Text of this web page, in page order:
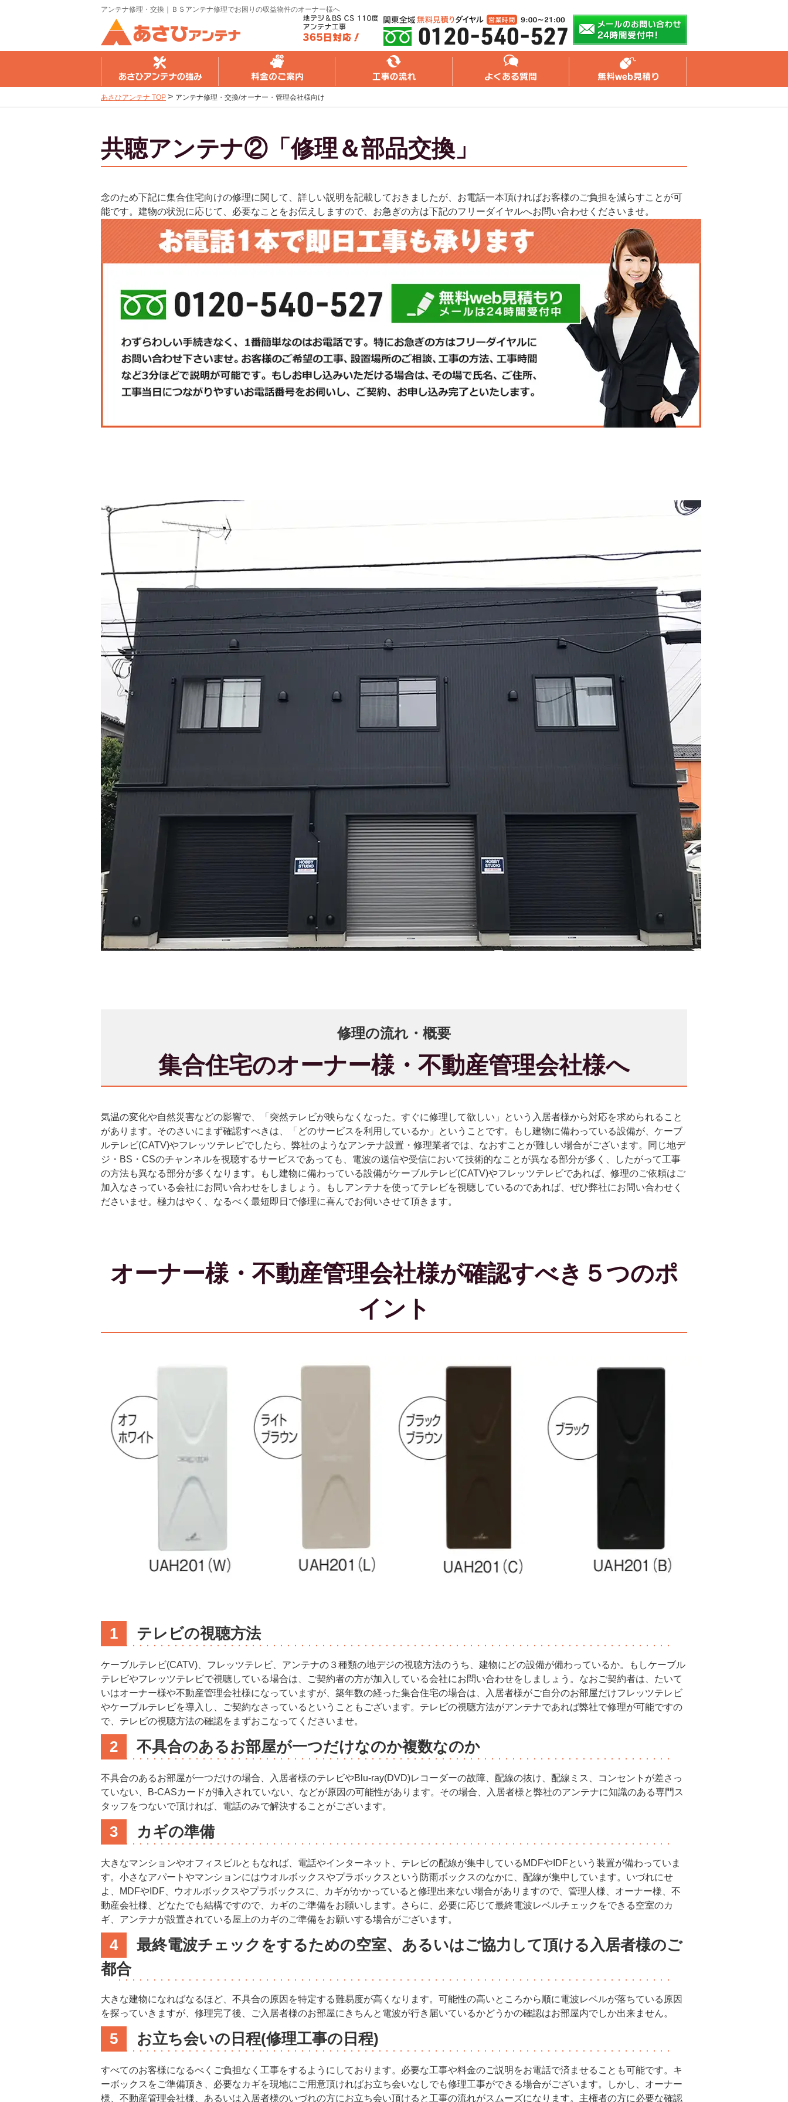
アンテナ修理・交換｜ＢＳアンテナ修理でお困りの収益物件のオーナー様へ
料金のご案内 工事の流れ よくある質問 無料web見積り
あさひアンテナ TOP > アンテナ修理・交換/オーナー・管理会社様向け
共聴アンテナ②「修理＆部品交換」
念のため下記に集合住宅向けの修理に関して、詳しい説明を記載しておきましたが、お電話一本頂ければお客様のご負担を減らすことが可
能です。建物の状況に応じて、必要なことをお伝えしますので、お急ぎの方は下記のフリーダイヤルへお問い合わせくださいませ。
修理の流れ・概要
集合住宅のオーナー様・不動産管理会社様へ
気温の変化や自然災害などの影響で、「突然テレビが映らなくなった。すぐに修理して欲しい」という入居者様から対応を求められること
があります。そのさいにまず確認すべきは、「どのサービスを利用しているか」ということです。もし建物に備わっている設備が、ケーブ
ルテレビ(CATV)やフレッツテレビでしたら、弊社のようなアンテナ設置・修理業者では、なおすことが難しい場合がございます。同じ地デ
ジ・BS・CSのチャンネルを視聴するサービスであっても、電波の送信や受信において技術的なことが異なる部分が多く、したがって工事
の方法も異なる部分が多くなります。もし建物に備わっている設備がケーブルテレビ(CATV)やフレッツテレビであれば、修理のご依頼はご
加入なさっている会社にお問い合わせをしましょう。もしアンテナを使ってテレビを視聴しているのであれば、ぜひ弊社にお問い合わせく
ださいませ。極力はやく、なるべく最短即日で修理に喜んでお伺いさせて頂きます。
オーナー様・不動産管理会社様が確認すべき５つのポ
イント
1 テレビの視聴方法
ケーブルテレビ(CATV)、フレッツテレビ、アンテナの３種類の地デジの視聴方法のうち、建物にどの設備が備わっているか。もしケーブル
テレビやフレッツテレビで視聴している場合は、ご契約者の方が加入している会社にお問い合わせをしましょう。なおご契約者は、たいて
いはオーナー様や不動産管理会社様になっていますが、築年数の経った集合住宅の場合は、入居者様がご自分のお部屋だけフレッツテレビ
やケーブルテレビを導入し、ご契約なさっているということもございます。テレビの視聴方法がアンテナであれば弊社で修理が可能ですの
で、テレビの視聴方法の確認をまずおこなってくださいませ。
2 不具合のあるお部屋が一つだけなのか複数なのか
不具合のあるお部屋が一つだけの場合、入居者様のテレビやBlu-ray(DVD)レコーダーの故障、配線の抜け、配線ミス、コンセントが差さっ
ていない、B-CASカードが挿入されていない、などが原因の可能性があります。その場合、入居者様と弊社のアンテナに知識のある専門ス
タッフをつないで頂ければ、電話のみで解決することがございます。
3 カギの準備
大きなマンションやオフィスビルともなれば、電話やインターネット、テレビの配線が集中しているMDFやIDFという装置が備わっていま
す。小さなアパートやマンションにはウオルボックスやプラボックスという防雨ボックスのなかに、配線が集中しています。いづれにせ
よ、MDFやIDF、ウオルボックスやプラボックスに、カギがかかっていると修理出来ない場合がありますので、管理人様、オーナー様、不
動産会社様、どなたでも結構ですので、カギのご準備をお願いします。さらに、必要に応じて最終電波レベルチェックをできる空室のカ
ギ、アンテナが設置されている屋上のカギのご準備をお願いする場合がございます。
4
最終電波チェックをするための空室、あるいはご協力して頂ける入居者様のご
都合
大きな建物になればなるほど、不具合の原因を特定する難易度が高くなります。可能性の高いところから順に電波レベルが落ちている原因
を探っていきますが、修理完了後、ご入居者様のお部屋にきちんと電波が行き届いているかどうかの確認はお部屋内でしか出来ません。
5 お立ち会いの日程(修理工事の日程)
すべてのお客様になるべくご負担なく工事をするようにしております。必要な工事や料金のご説明をお電話で済ませることも可能です。キ
ーボックスをご準備頂き、必要なカギを現地にご用意頂ければお立ち会いなしでも修理工事ができる場合がございます。しかし、オーナー
様、不動産管理会社様、あるいは入居者様のいづれの方にお立ち会い頂けると工事の流れがスムーズになります。主権者の方に必要な確認